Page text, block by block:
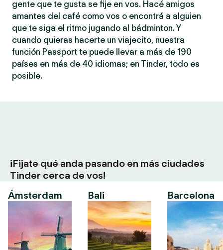
gente que te gusta se fije en vos. Hacé amigos
amantes del café como vos o encontrá a alguien
que te siga el ritmo jugando al bádminton. Y
cuando quieras hacerte un viajecito, nuestra
función Passport te puede llevar a más de 190
países en más de 40 idiomas; en Tinder, todo es
posible.
¡Fijate qué anda pasando en más ciudades
Tinder cerca de vos!
Ámsterdam
Bali Barcelona